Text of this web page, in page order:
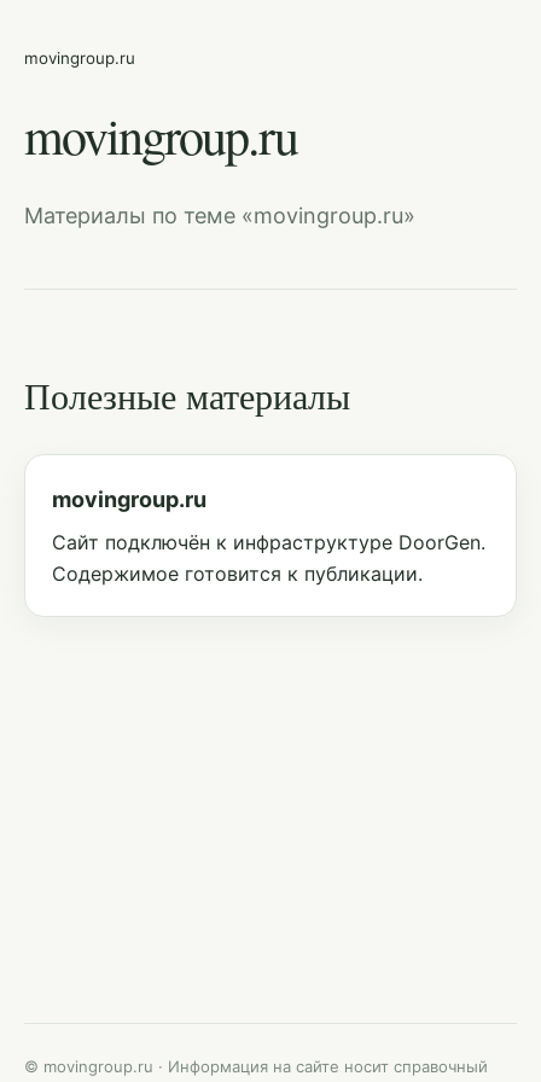
movingroup.ru
movingroup.ru
Материалы по теме «movingroup.ru»
Полезные материалы
movingroup.ru
Сайт подключён к инфраструктуре DoorGen.
Содержимое готовится к публикации.
© movingroup.ru · Информация на сайте носит справочный